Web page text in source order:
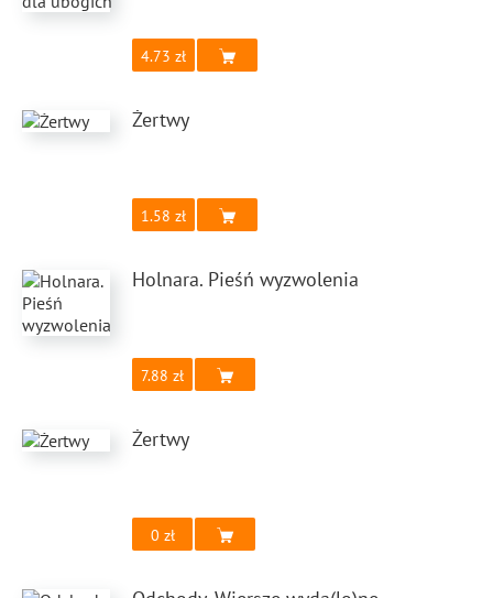
4.73
Żertwy
1.58
Holnara. Pieśń wyzwolenia
7.88
Żertwy
0